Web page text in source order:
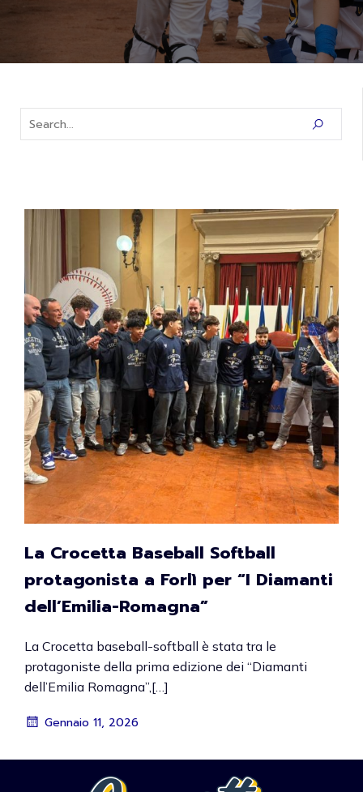
La Crocetta Baseball Softball
protagonista a Forlì per “I Diamanti
dell’Emilia-Romagna”
La Crocetta baseball-softball è stata tra le
protagoniste della prima edizione dei “Diamanti
dell’Emilia Romagna”,[…]
Gennaio 11, 2026